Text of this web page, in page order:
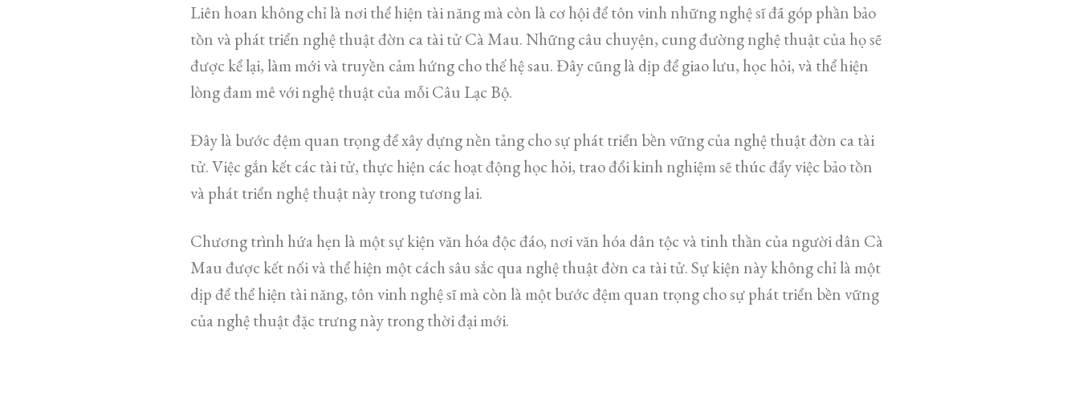
Liên hoan không chỉ là nơi thể hiện tài năng mà còn là cơ hội để tôn vinh những nghệ sĩ đã góp phần bảo
tồn và phát triển nghệ thuật đờn ca tài tử Cà Mau. Những câu chuyện, cung đường nghệ thuật của họ sẽ
được kể lại, làm mới và truyền cảm hứng cho thế hệ sau. Đây cũng là dịp để giao lưu, học hỏi, và thể hiện
lòng đam mê với nghệ thuật của mỗi Câu Lạc Bộ.
Đây là bước đệm quan trọng để xây dựng nền tảng cho sự phát triển bền vững của nghệ thuật đờn ca tài
tử. Việc gắn kết các tài tử, thực hiện các hoạt động học hỏi, trao đổi kinh nghiệm sẽ thúc đẩy việc bảo tồn
và phát triển nghệ thuật này trong tương lai.
Chương trình hứa hẹn là một sự kiện văn hóa độc đáo, nơi văn hóa dân tộc và tinh thần của người dân Cà
Mau được kết nối và thể hiện một cách sâu sắc qua nghệ thuật đờn ca tài tử. Sự kiện này không chỉ là một
dịp để thể hiện tài năng, tôn vinh nghệ sĩ mà còn là một bước đệm quan trọng cho sự phát triển bền vững
của nghệ thuật đặc trưng này trong thời đại mới.